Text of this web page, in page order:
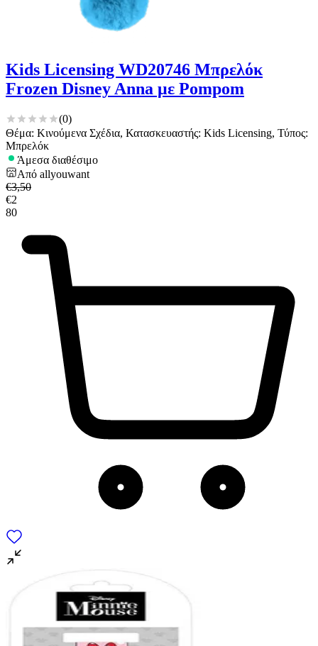
Kids Licensing WD20746 Μπρελόκ
Frozen Disney Anna με Pompom
(0)
Θέμα: Κινούμενα Σχέδια, Κατασκευαστής: Kids Licensing, Τύπος:
Μπρελόκ
Άμεσα διαθέσιμο
Από allyouwant
€3,50
€2
80